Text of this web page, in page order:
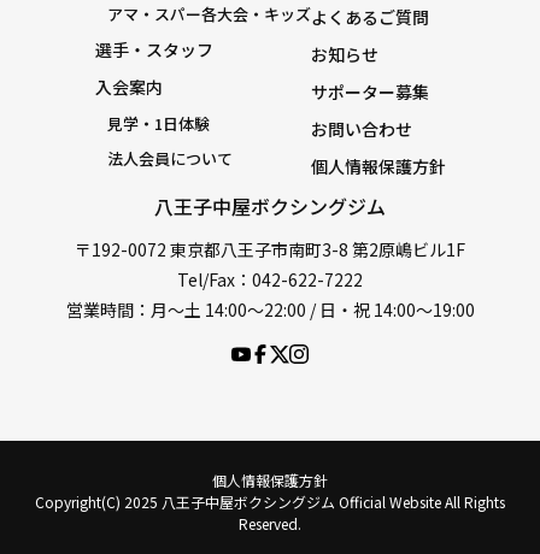
八王子中屋ボクシングジム
〒192-0072 東京都八王子市南町3-8 第2原嶋ビル1F
Tel/Fax：042-622-7222
営業時間：月〜土 14:00〜22:00 / 日・祝 14:00〜19:00
アマ・スパー各大会・キッズ
選手・スタッフ
入会案内
見学・1日体験
法人会員について
よくあるご質問
お知らせ
サポーター募集
お問い合わせ
個人情報保護方針
個人情報保護方針
Copyright(C) 2025 八王子中屋ボクシングジム Official Website All Rights
Reserved.